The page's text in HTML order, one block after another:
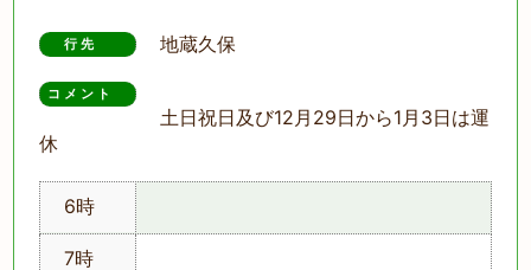
行先 地蔵久保
コメント
土日祝日及び12月29日から1月3日は運
休
6時
7時